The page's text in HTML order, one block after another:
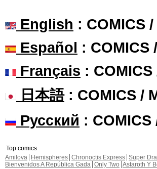
English : COMICS
Español : COMICS
Français :
日本語: COMICS /
Русский : COMICS
Top comics
Amilova
Hemispheres Chronoctis Express Super
Bienvenidos A República Gada Only Two Astaroth Y